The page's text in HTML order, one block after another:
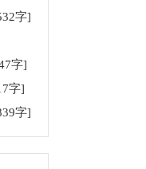
字]
字]
字]
字]